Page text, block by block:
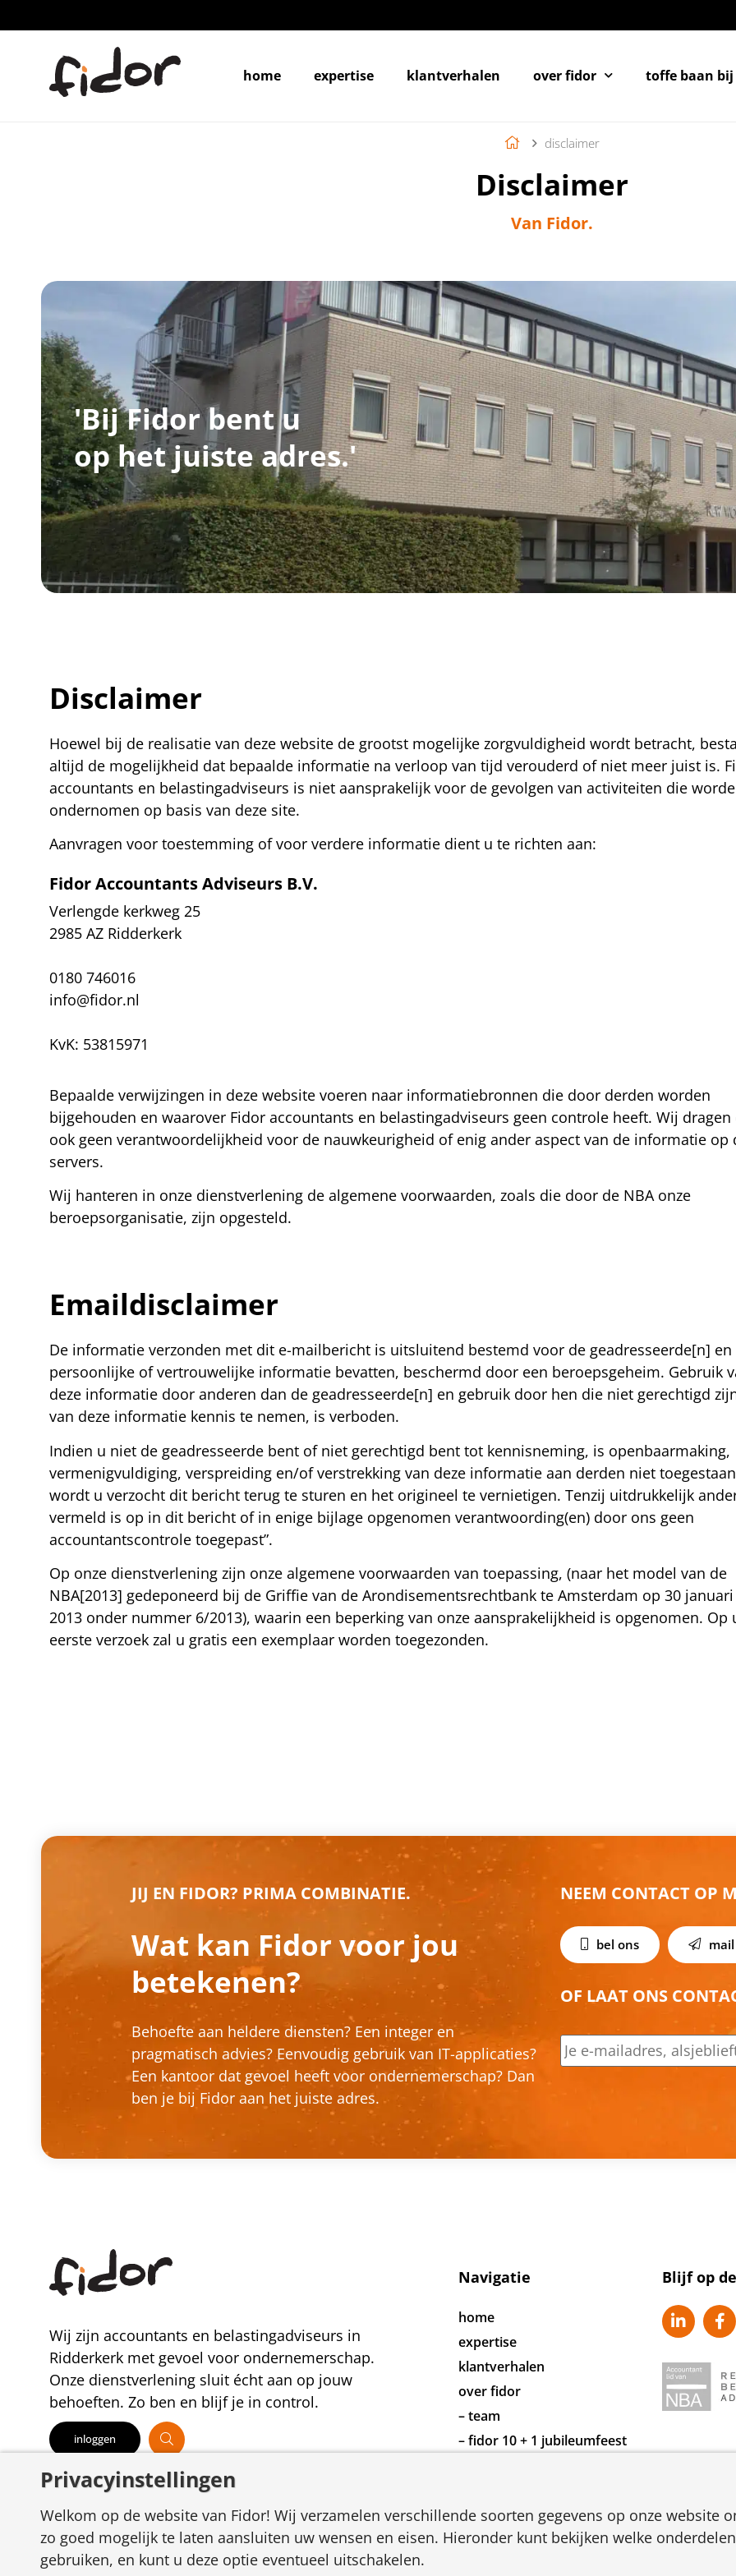
home expertise klantverhalen over fidor toffe baan
disclaimer
Disclaimer
Van Fidor.
'Bij Fidor bent u
op het juiste adres.'
Disclaimer
Hoewel bij de realisatie van deze website de grootst mogelijke zorgvuldigheid wordt betracht,
altijd de mogelijkheid dat bepaalde informatie na verloop van tijd verouderd of niet meer juist is.
accountants en belastingadviseurs is niet aansprakelijk voor de gevolgen van activiteiten die
ondernomen op basis van deze site.
Aanvragen voor toestemming of voor verdere informatie dient u te richten aan:
Fidor Accountants Adviseurs B.V.
Verlengde kerkweg 25
2985 AZ Ridderkerk
0180 746016
info@fidor.nl
KvK: 53815971
Bepaalde verwijzingen in deze website voeren naar informatiebronnen die door derden worden
bijgehouden en waarover Fidor accountants en belastingadviseurs geen controle heeft. Wij dragen
ook geen verantwoordelijkheid voor de nauwkeurigheid of enig ander aspect van de informatie op
servers.
Wij hanteren in onze dienstverlening de algemene voorwaarden, zoals die door de NBA onze
beroepsorganisatie, zijn opgesteld.
Emaildisclaimer
De informatie verzonden met dit e-mailbericht is uitsluitend bestemd voor de geadresseerde[n] en
persoonlijke of vertrouwelijke informatie bevatten, beschermd door een beroepsgeheim. Gebruik
deze informatie door anderen dan de geadresseerde[n] en gebruik door hen die niet gerechtigd
van deze informatie kennis te nemen, is verboden.
Indien u niet de geadresseerde bent of niet gerechtigd bent tot kennisneming, is openbaarmaking,
vermenigvuldiging, verspreiding en/of verstrekking van deze informatie aan derden niet
wordt u verzocht dit bericht terug te sturen en het origineel te vernietigen. Tenzij uitdrukkelijk
vermeld is op in dit bericht of in enige bijlage opgenomen verantwoording(en) door ons geen
accountantscontrole toegepast”.
Op onze dienstverlening zijn onze algemene voorwaarden van toepassing, (naar het model van de
NBA[2013] gedeponeerd bij de Griffie van de Arondisementsrechtbank te Amsterdam op 30 januari
2013 onder nummer 6/2013), waarin een beperking van onze aansprakelijkheid is opgenomen. Op
eerste verzoek zal u gratis een exemplaar worden toegezonden.
JIJ EN FIDOR? PRIMA COMBINATIE.
Wat kan Fidor voor jou
betekenen?
Behoefte aan heldere diensten? Een integer en
pragmatisch advies? Eenvoudig gebruik van IT-applicaties?
Een kantoor dat gevoel heeft voor ondernemerschap? Dan
ben je bij Fidor aan het juiste adres.
NEEM CONTACT OP
bel ons
OF LAAT ONS
E-
mailadres *
Wij zijn accountants en belastingadviseurs in
Ridderkerk met gevoel voor ondernemerschap.
Onze dienstverlening sluit écht aan op jouw
behoeften. Zo ben en blijf je in control.
inloggen
Navigatie
home
expertise
klantverhalen
over fidor
– team
– fidor 10 + 1 jubileumfeest
Blijf op
Privacyinstellingen
Welkom op de website van Fidor! Wij verzamelen verschillende soorten gegevens op onze website
zo goed mogelijk te laten aansluiten uw wensen en eisen. Hieronder kunt bekijken welke
gebruiken, en kunt u deze optie eventueel uitschakelen.